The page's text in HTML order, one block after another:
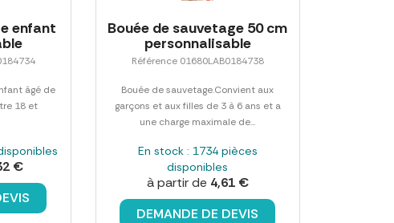
enfant
âgé de
18 et
€
Bouée de sauvetage 50 cm
personnalisable
Référence 01680LAB0184738
Bouée de sauvetage.Convient aux
garçons et aux filles de 3 à 6 ans et a
une charge maximale de...
En stock : 1734 pièces
disponibles
à partir de 4,61 €
DEMANDE DE DEVIS